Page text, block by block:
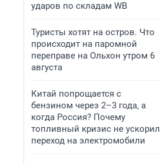
ударов по складам WB
Туристы хотят на остров. Что
происходит на паромной
переправе на Ольхон утром 6
августа
Китай попрощается с
бензином через 2–3 года, а
когда Россия? Почему
топливный кризис не ускорил
переход на электромобили